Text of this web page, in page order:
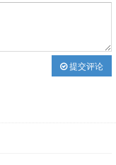
提交评论